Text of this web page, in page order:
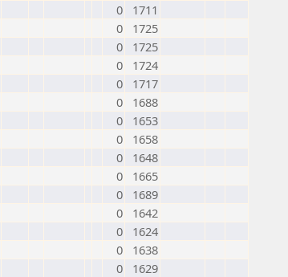
0
1711
0
1725
0
1725
0
1724
0
1717
0
1688
0
1653
0
1658
0
1648
0
1665
0
1689
0
1642
0
1624
0
1638
0
1629